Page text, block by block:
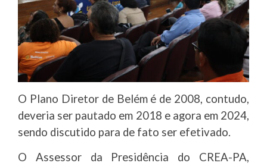
O Plano Diretor de Belém é de 2008, contudo,
deveria ser pautado em 2018 e agora em 2024,
sendo discutido para de fato ser efetivado.
O Assessor da Presidência do CREA-PA,